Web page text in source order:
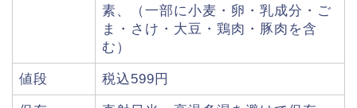
素、（一部に小麦・卵・乳成分・ご
ま・さけ・大豆・鶏肉・豚肉を含
む）
値段 税込599円